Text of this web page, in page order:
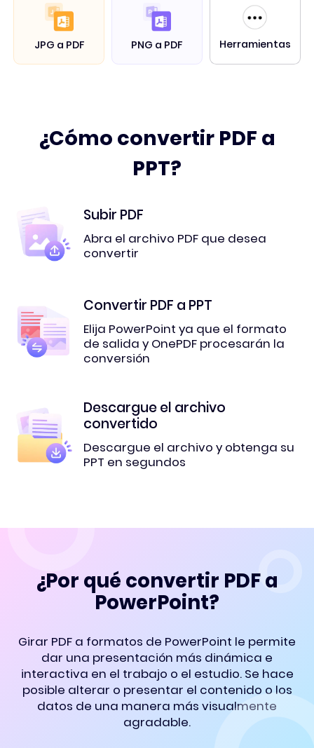
JPG a PDF PNG a PDF Herramientas
¿Cómo convertir PDF a
PPT?
Subir PDF
Abra el archivo PDF que desea
convertir
Convertir PDF a PPT
Elija PowerPoint ya que el formato
de salida y OnePDF procesarán la
conversión
Descargue el archivo
convertido
Descargue el archivo y obtenga su
PPT en segundos
¿Por qué convertir PDF a
PowerPoint?
Girar PDF a formatos de PowerPoint le permite
dar una presentación más dinámica e
interactiva en el trabajo o el estudio. Se hace
posible alterar o presentar el contenido o los
datos de una manera más visualmente
agradable.